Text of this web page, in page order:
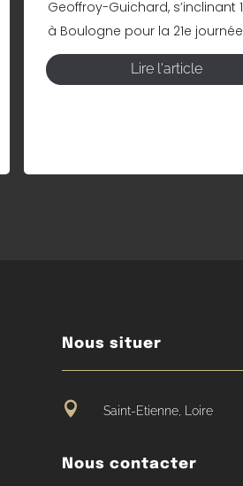
Geoffroy-Guichard, s’inclinant
à Boulogne pour la 21e
Lire l'article
Nous situer
 Saint-Etienne, Loire
Nous contacter